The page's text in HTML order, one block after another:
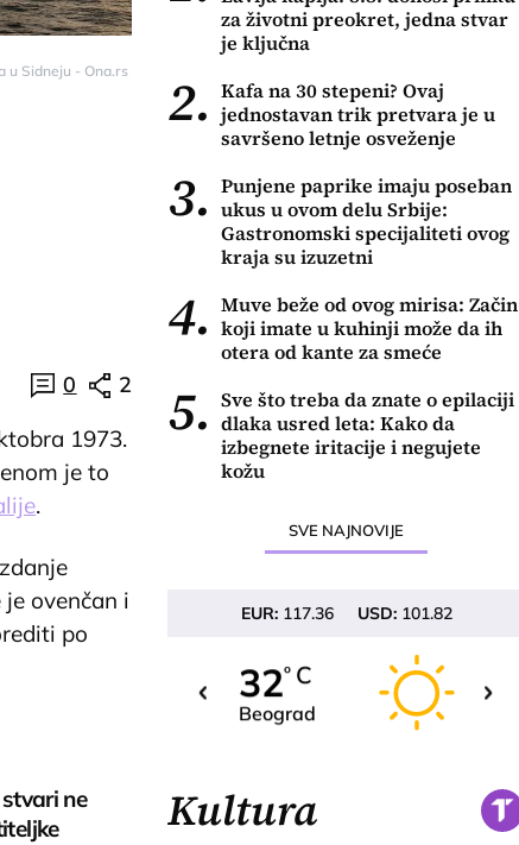
u Sidneju - Ona.rs
0 2
1973.
je to
.
ovenčan i
po
ne
za životni preokret, jedna stvar
je ključna
2. Kafa na 30 stepeni? Ovaj
jednostavan trik pretvara je u
savršeno letnje osveženje
3. Punjene paprike imaju poseban
ukus u ovom delu Srbije:
Gastronomski specijaliteti ovog
kraja su izuzetni
4. Muve beže od ovog mirisa: Začin
koji imate u kuhinji može da ih
otera od kante za smeće
5. Sve što treba da znate o epilaciji
dlaka usred leta: Kako da
izbegnete iritacije i negujete
kožu
SVE NAJNOVIJE
EUR: 117.36 USD: 101.82
32o C
Beograd
Kultura